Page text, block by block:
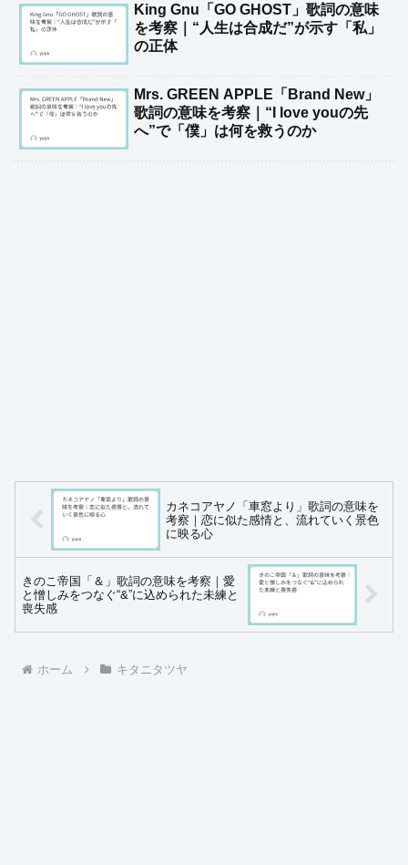
King Gnu「GO GHOST」歌詞の意味
を考察｜“人生は合成だ”が示す「私」
の正体
Mrs. GREEN APPLE「Brand New」
歌詞の意味を考察｜“I love youの先
へ”で「僕」は何を救うのか
カネコアヤノ「車窓より」歌詞の意味を
考察｜恋に似た感情と、流れていく景色
に映る心
きのこ帝国「＆」歌詞の意味を考察｜愛
と憎しみをつなぐ“&”に込められた未練と
喪失感
ホーム キタニタツヤ